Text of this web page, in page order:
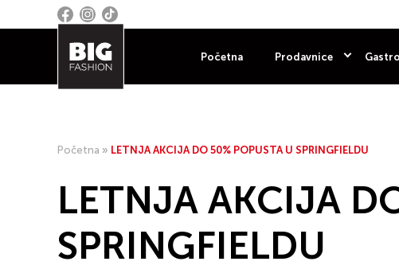
Početna Prodavnice
Početna » LETNJA AKCIJA DO 50% POPUSTA U SPRINGFIELDU
LETNJA AKCIJA
SPRINGFIELDU